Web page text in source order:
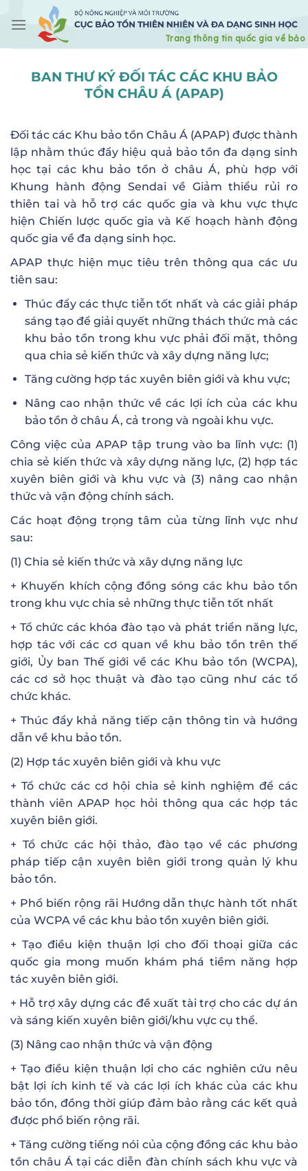
content
BAN THƯ KÝ ĐỐI TÁC CÁC KHU BẢO
TỒN CHÂU Á (APAP)
Đối tác các Khu bảo tồn Châu Á (APAP) được thành
lập nhằm thúc đẩy hiệu quả bảo tồn đa dạng sinh
học tại các khu bảo tồn ở châu Á, phù hợp với
Khung hành động Sendai về Giảm thiểu rủi ro
thiên tai và hỗ trợ các quốc gia và khu vực thực
hiện Chiến lược quốc gia và Kế hoạch hành động
quốc gia về đa dạng sinh học.
APAP thực hiện mục tiêu trên thông qua các ưu
tiên sau:
Thúc đẩy các thực tiễn tốt nhất và các giải pháp
sáng tạo để giải quyết những thách thức mà các
khu bảo tồn trong khu vực phải đối mặt, thông
qua chia sẻ kiến thức và xây dựng năng lực;
Tăng cường hợp tác xuyên biên giới và khu vực;
Nâng cao nhận thức về các lợi ích của các khu
bảo tồn ở châu Á, cả trong và ngoài khu vực.
Công việc của APAP tập trung vào ba lĩnh vực: (1)
chia sẻ kiến thức và xây dựng năng lực, (2) hợp tác
xuyên biên giới và khu vực và (3) nâng cao nhận
thức và vận động chính sách.
Các hoạt động trọng tâm của từng lĩnh vực như
sau:
(1) Chia sẻ kiến thức và xây dựng năng lực
+ Khuyến khích cộng đồng sóng các khu bảo tồn
trong khu vực chia sẻ những thực tiễn tốt nhất
+ Tổ chức các khóa đào tạo và phát triển năng lực,
hợp tác với các cơ quan về khu bảo tồn trên thế
giới, Ủy ban Thế giới về các Khu bảo tồn (WCPA),
các cơ sở học thuật và đào tạo cũng như các tổ
chức khác.
+ Thúc đẩy khả năng tiếp cận thông tin và hướng
dẫn về khu bảo tồn.
(2) Hợp tác xuyên biên giới và khu vực
+ Tổ chức các cơ hội chia sẻ kinh nghiệm để các
thành viên APAP học hỏi thông qua các hợp tác
xuyên biên giới.
+ Tổ chức các hội thảo, đào tạo về các phương
pháp tiếp cận xuyên biên giới trong quản lý khu
bảo tồn.
+ Phổ biến rộng rãi Hướng dẫn thực hành tốt nhất
của WCPA về các khu bảo tồn xuyên biên giới.
+ Tạo điều kiện thuận lợi cho đối thoại giữa các
quốc gia mong muốn khám phá tiềm năng hợp
tác xuyên biên giới.
+ Hỗ trợ xây dựng các đề xuất tài trợ cho các dự án
và sáng kiến xuyên biên giới/khu vực cụ thể.
(3) Nâng cao nhận thức và vận động
+ Tạo điều kiện thuận lợi cho các nghiên cứu nêu
bật lợi ích kinh tế và các lợi ích khác của các khu
bảo tồn, đồng thời giúp đảm bảo rằng các kết quả
được phổ biến rộng rãi.
+ Tăng cường tiếng nói của cộng đồng các khu bảo
tồn châu Á tại các diễn đàn chính sách khu vực và